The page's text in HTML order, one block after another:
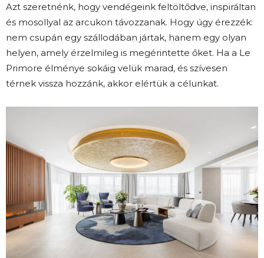
Azt szeretnénk, hogy vendégeink feltöltődve, inspiráltan
és mosollyal az arcukon távozzanak. Hogy úgy érezzék:
nem csupán egy szállodában jártak, hanem egy olyan
helyen, amely érzelmileg is megérintette őket. Ha a Le
Primore élménye sokáig velük marad, és szívesen
térnek vissza hozzánk, akkor elértük a célunkat.